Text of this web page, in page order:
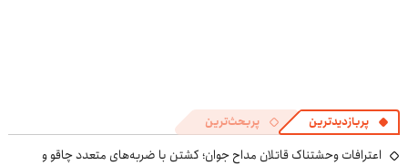
پربازدیدترین پربحث‌ترین
اعترافات وحشتناک قاتلان مداح جوان؛ کشتن با ضربه‌های متعدد چاقو و